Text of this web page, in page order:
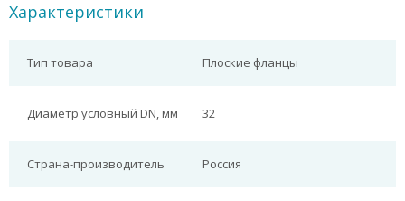
Характеристики
Тип товара Плоские фланцы
Диаметр условный DN, мм 32
Страна-производитель Россия